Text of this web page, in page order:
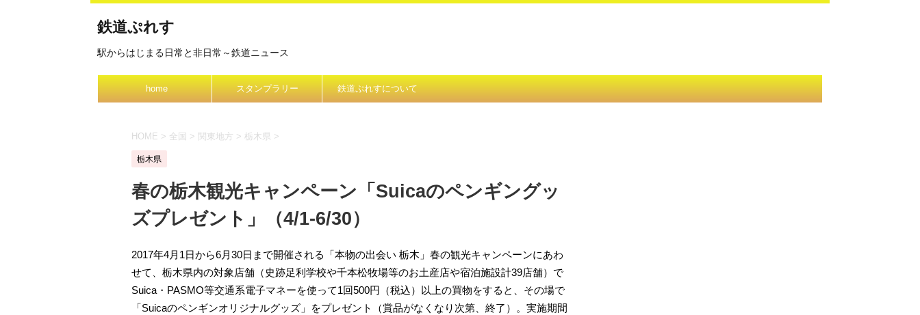
鉄道ぷれす
駅からはじまる日常と非日常～鉄道ニュース
home スタンプラリー 鉄道ぷれすについて
HOME > 全国 > 関東地方 > 栃木県 >
栃木県
春の栃木観光キャンペーン「Suicaのペンギングッ
ズプレゼント」（4/1-6/30）
2017年4月1日から6月30日まで開催される「本物の出会い 栃木」春の観光キャンペーンにあわ
せて、栃木県内の対象店舗（史跡足利学校や千本松牧場等のお土産店や宿泊施設計39店舗）で
Suica・PASMO等交通系電子マネーを使って1回500円（税込）以上の買物をすると、その場で
「Suicaのペンギンオリジナルグッズ」をプレゼント（賞品がなくなり次第、終了）。実施期間